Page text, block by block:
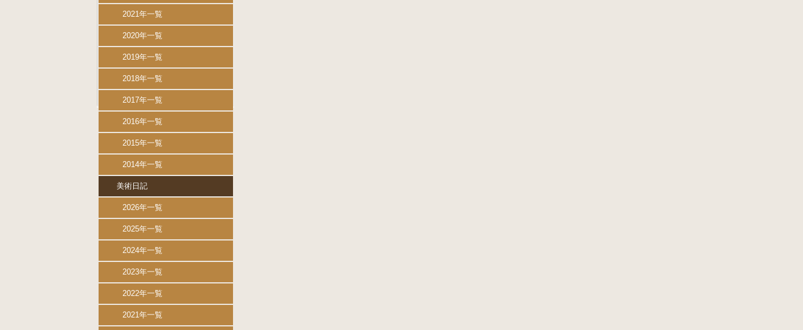
2021年一覧
2020年一覧
2019年一覧
2018年一覧
2017年一覧
2016年一覧
2015年一覧
2014年一覧
美術日記
2026年一覧
2025年一覧
2024年一覧
2023年一覧
2022年一覧
2021年一覧